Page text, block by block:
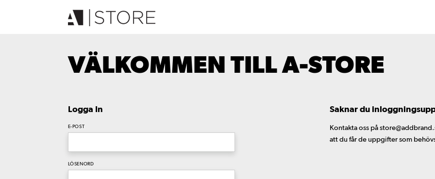
VÄLKOMMEN TILL A-STORE
Logga In
E-POST
LÖSENORD
Saknar du
Kontakta oss på
att du får de uppgifter som